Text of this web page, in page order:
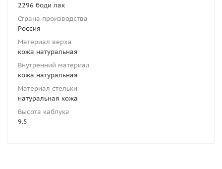
2296 боди лак
Страна производства
Россия
Материал верха
кожа натуральная
Внутренний материал
кожа натуральная
Материал стельки
натуральная кожа
Высота каблука
9.5